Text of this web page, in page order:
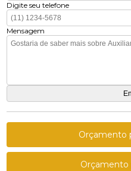
Digite seu telefone
Mensagem
Orçamento
Orçamento